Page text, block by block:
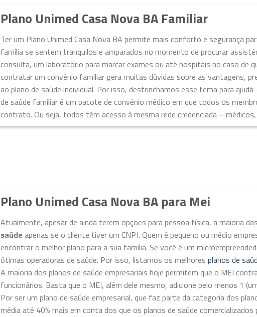
Plano Unimed Casa Nova BA Familiar
Ter um Plano Unimed Casa Nova BA permite mais conforto e segurança
família se sentem tranquilos e amparados no momento de procurar
consulta, um laboratório para marcar exames ou até hospitais no caso de
contratar um convênio familiar gera muitas dúvidas sobre as vantagens,
ao plano de saúde individual. Por isso, destrinchamos esse tema para
de saúde familiar é um pacote de convênio médico em que todos os
contrato. Ou seja, todos têm acesso à mesma rede credenciada –
Plano Unimed Casa Nova BA para Mei
Atualmente, apesar de ainda terem opções para pessoa física, a maioria
saúde apenas se o cliente tiver um CNPJ. Quem é pequeno ou médio
encontrar o melhor plano para a sua família. Se você é um
ótimas operadoras de saúde. Por isso, listamos os melhores planos de
A maioria dos planos de saúde empresariais hoje permitem que o MEI
funcionários. Basta que o MEI, além dele mesmo, adicione pelo menos 1
Por ser um plano de saúde empresarial, que faz parte da categoria dos
média até 40% mais em conta dos que os planos de saúde